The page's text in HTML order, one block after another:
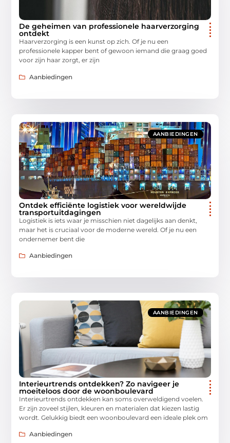
De geheimen van professionele haarverzorging
ontdekt
Haarverzorging is een kunst op zich. Of je nu een
professionele kapper bent of gewoon iemand die graag goed
voor zijn haar zorgt, er zijn
Aanbiedingen
AANBIEDINGEN
Ontdek efficiënte logistiek voor wereldwijde
transportuitdagingen
Logistiek is iets waar je misschien niet dagelijks aan denkt,
maar het is cruciaal voor de moderne wereld. Of je nu een
ondernemer bent die
Aanbiedingen
AANBIEDINGEN
Interieurtrends ontdekken? Zo navigeer je
moeiteloos door de woonboulevard
Interieurtrends ontdekken kan soms overweldigend voelen.
Er zijn zoveel stijlen, kleuren en materialen dat kiezen lastig
wordt. Gelukkig biedt een woonboulevard een ideale plek om
Aanbiedingen